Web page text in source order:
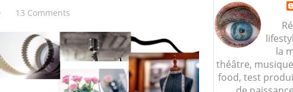
13 Comments
la
théâtre,
food, test